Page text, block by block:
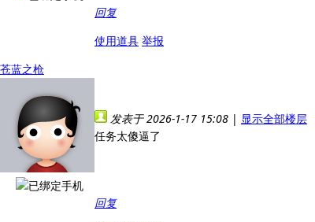
回复
使用道具 举报
苍蓝之枪
发表于 2026-1-17 15:08 | 显示全部楼层
任务太傻逼了
回复